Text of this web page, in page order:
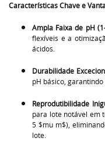
Características Chave e
Ampla Faixa de pH
flexíveis e a
ácidos.
Durabilidade
pH básico,
Reprodutibilidade
para lote notável em
5$mu m$),
lote.